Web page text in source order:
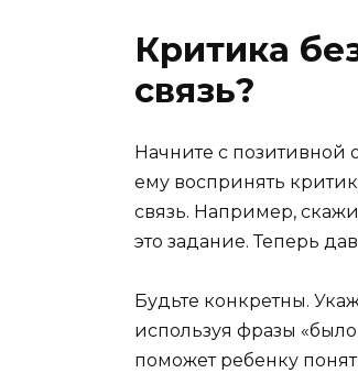
Критика
связь?
Начните с позитивной
ему воспринять
связь. Например,
это задание. Теперь
Будьте конкретны.
используя фразы
поможет ребенку